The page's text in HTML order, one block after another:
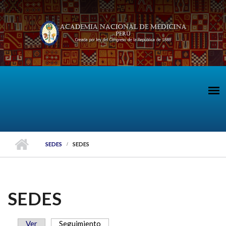
Pasar al contenido principal
SEDES SEDES
SEDES
Ver Seguimiento